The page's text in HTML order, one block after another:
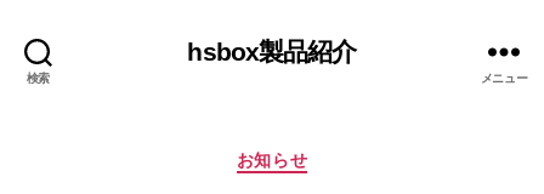
検索
hsbox製品紹介
メニュー
カ
お知らせ